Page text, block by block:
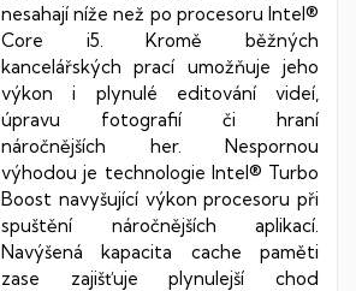
nesahají níže než po procesoru Intel®
Core i5. Kromě běžných
kancelářských prací umožňuje jeho
výkon i plynulé editování videí,
úpravu fotografií či hraní
náročnějších her. Nespornou
výhodou je technologie Intel® Turbo
Boost navyšující výkon procesoru při
spuštění náročnějších aplikací.
Navýšená kapacita cache paměti
zase zajišťuje plynulejší chod